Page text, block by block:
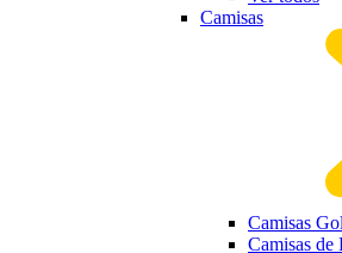
Camisas
Camisas
Camisas de